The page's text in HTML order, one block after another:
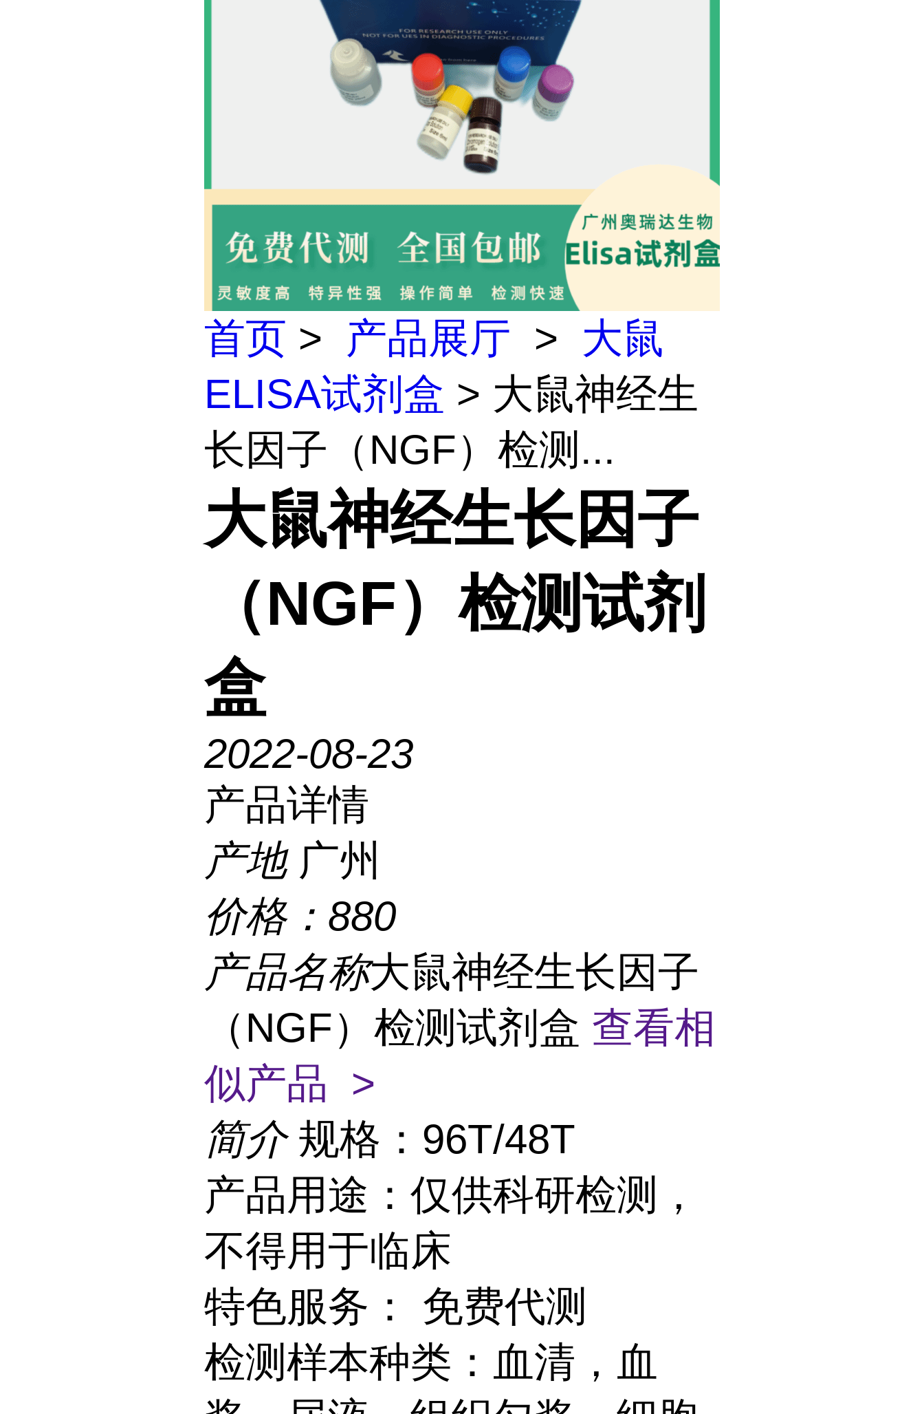
首页 > 产品展厅 > 大鼠
ELISA试剂盒 > 大鼠神经生
长因子（NGF）检测...
大鼠神经生长因子
（NGF）检测试剂
盒
2022-08-23
产品详情
产地 广州
价格： 880
产品名称大鼠神经生长因子
（NGF）检测试剂盒 查看相
似产品 >
简介 规格：96T/48T
产品用途：仅供科研检测，
不得用于临床
特色服务： 免费代测
检测样本种类：血清，血